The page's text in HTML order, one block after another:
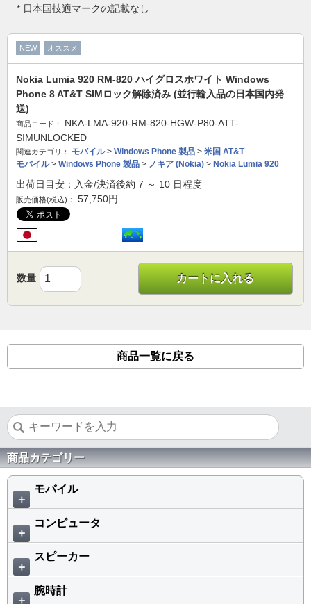
* 日本国技適マークの記載なし
NEW オススメ
Nokia Lumia 920 RM-820 ハイグロスホワイト Windows
Phone 8 AT&T SIMロック解除済み (並行輸入品の日本国内発
送)
商品コード：
NKA-LMA-920-RM-820-HGW-P80-ATT-
SIMUNLOCKED
関連カテゴリ： モバイル> Windows Phone 製品 > 米国 AT&T
モバイル> Windows Phone 製品 > ノキア (Nokia) > Nokia Lumia 920
出荷日目安：入金/決済後約 7 ～ 10 日程度
販売価格(税込)： 57,750円
数量 カートに入れる
商品一覧に戻る
商品カテゴリー
＋
モバイル
＋
コンピュータ
＋
スピーカー
＋
腕時計